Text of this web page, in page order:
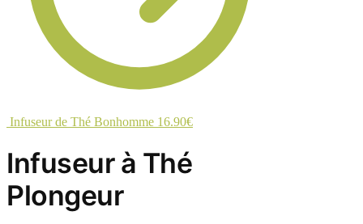
Infuseur de Thé Bonhomme 16.90€
Infuseur à Thé
Plongeur